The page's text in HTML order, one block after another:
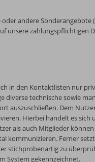
andere
zahlungspflichtigen
in den Kontaktlisten nur
diverse technische sowie
auszuschließen. Dem
Hierbei handelt es sich
als auch Mitglieder
kommunizieren. Ferner
stichprobenartig zu
System gekennzeichnet.